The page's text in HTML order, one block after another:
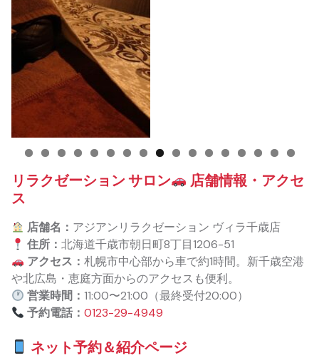
リラクゼーション サロン
店舗情報・アクセ
ス
店舗名： アジアンリラクゼーション ヴィラ千歳店
住所：北海道千歳市朝日町8丁目1206-51
アクセス：札幌市中心部から車で約1時間。新千歳空港
や北広島・恵庭方面からのアクセスも便利。
営業時間：11:00〜21:00（最終受付20:00）
予約電話：0123-29-4949
ネット予約＆紹介ページ